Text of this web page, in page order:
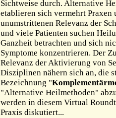
Sichtweise durch. Alternative
etablieren sich vermehrt
unumstrittenen Relevanz der
und viele Patienten suchen
Ganzheit betrachten und sich
Symptome konzentrieren. Der
Relevanz der Aktivierung von
Disziplinen nähern sich an, die
Bezeichnung "
"Alternative Heilmethoden"
werden in diesem Virtual
Praxis diskutiert...